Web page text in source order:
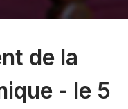
de la
- le 5